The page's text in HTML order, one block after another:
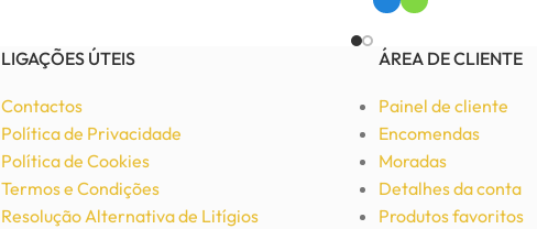
LIGAÇÕES ÚTEIS
Contactos
Política de Privacidade
Política de Cookies
Termos e Condições
Resolução Alternativa de Litígios
ÁREA DE CLIENTE
Painel de cliente
Encomendas
Moradas
Detalhes da conta
Produtos favoritos